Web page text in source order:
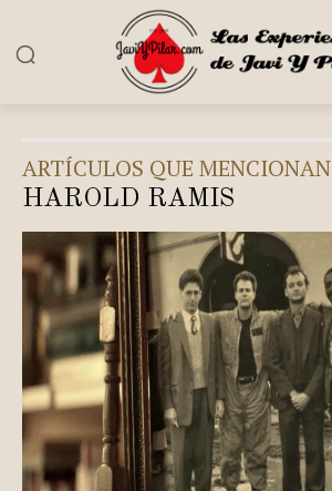
ARTÍCULOS QUE MENCIONAN
HAROLD RAMIS